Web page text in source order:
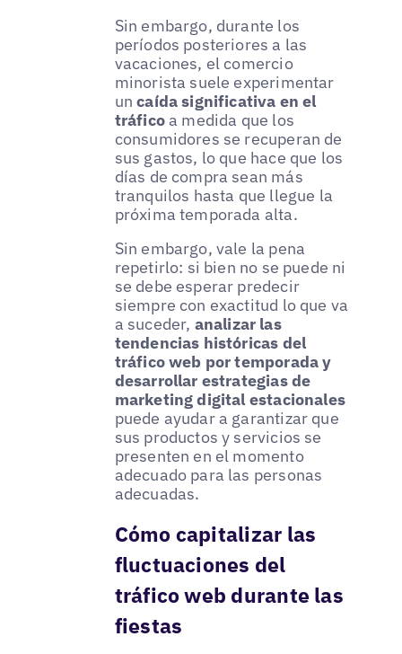
Sin embargo, durante los
períodos posteriores a las
vacaciones, el comercio
minorista suele experimentar
uncaída significativa en el
tráficoa medida que los
consumidores se recuperan de
sus gastos, lo que hace que los
días de compra sean más
tranquilos hasta que llegue la
próxima temporada alta.
Sin embargo, vale la pena
repetirlo: si bien no se puede ni
se debe esperar predecir
siempre con exactitud lo que va
a suceder, analizar las
tendencias históricas del
tráfico web por temporada y
desarrollar estrategias de
marketing digital estacionales
puede ayudar a garantizar que
sus productos y servicios se
presenten en el momento
adecuado para las personas
adecuadas.
Cómo capitalizar las
fluctuaciones del
tráfico web durante las
fiestas